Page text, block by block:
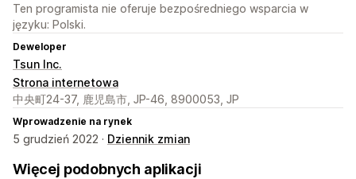
Ten programista nie oferuje bezpośredniego wsparcia w
języku: Polski.
Deweloper
Tsun Inc.
Strona internetowa
中央町24-37, 鹿児島市, JP-46, 8900053, JP
Wprowadzenie na rynek
5 grudzień 2022 · Dziennik zmian
Więcej podobnych aplikacji